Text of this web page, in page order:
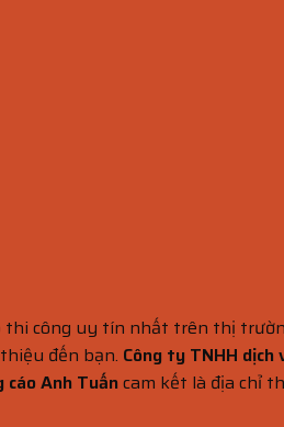
công uy tín nhất trên thị
đến bạn. Công ty TNHH dịch
cáo Anh Tuấncam kết là địa chỉ